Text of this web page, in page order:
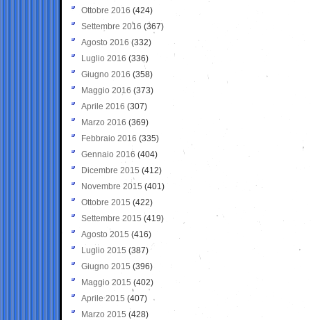
Ottobre 2016 (424)
Settembre 2016 (367)
Agosto 2016 (332)
Luglio 2016 (336)
Giugno 2016 (358)
Maggio 2016 (373)
Aprile 2016 (307)
Marzo 2016 (369)
Febbraio 2016 (335)
Gennaio 2016 (404)
Dicembre 2015 (412)
Novembre 2015 (401)
Ottobre 2015 (422)
Settembre 2015 (419)
Agosto 2015 (416)
Luglio 2015 (387)
Giugno 2015 (396)
Maggio 2015 (402)
Aprile 2015 (407)
Marzo 2015 (428)